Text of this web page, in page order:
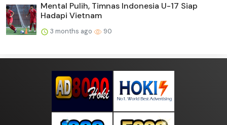
Mental Pulih, Timnas Indonesia U-17 Siap
Hadapi Vietnam
3 months ago 90